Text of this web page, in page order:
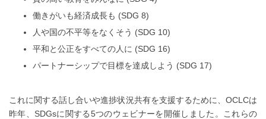
働きがいも経済成長も (SDG 8)
人や国の不平等をなくそう (SDG 10)
平和と公正をすべての人に (SDG 16)
パートナーシップで目標を達成しよう (SDG 17)
これに関する話し合いや進捗状況共有を支援するために、OCLCは
昨年、SDGsに関する5つのウェビナーを開催しました。これらの